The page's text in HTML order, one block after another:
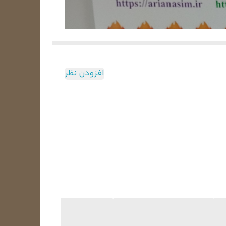
افزودن نظر